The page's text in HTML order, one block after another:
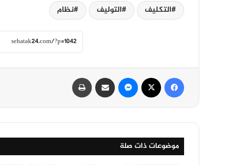
التكليف التوليف نظام
فيسبوك ماسنجر مشاركة عبر البريد
موضوعات ذات صلة